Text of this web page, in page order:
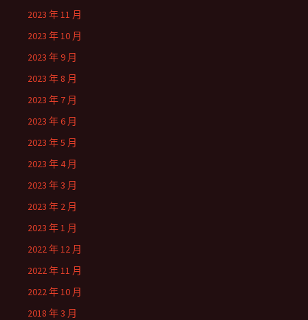
2023 年 11 月
2023 年 10 月
2023 年 9 月
2023 年 8 月
2023 年 7 月
2023 年 6 月
2023 年 5 月
2023 年 4 月
2023 年 3 月
2023 年 2 月
2023 年 1 月
2022 年 12 月
2022 年 11 月
2022 年 10 月
2018 年 3 月